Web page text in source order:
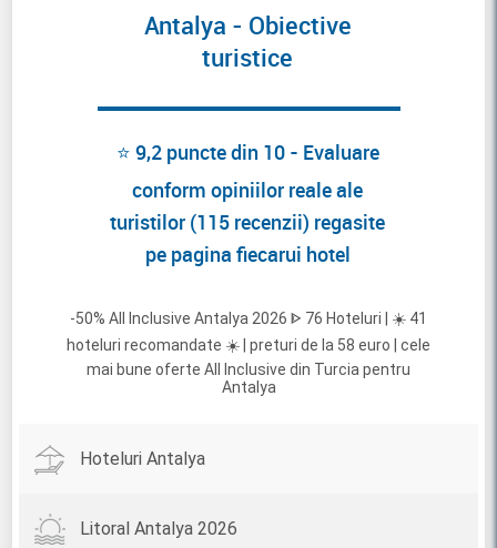
Antalya - Obiective
turistice
⭐ 9,2 puncte din 10 - Evaluare
conform opiniilor reale ale
turistilor (115 recenzii) regasite
pe pagina fiecarui hotel
-50% All Inclusive Antalya 2026 ᐈ 76 Hoteluri | ☀️ 41
hoteluri recomandate ☀️ | preturi de la 58 euro | cele
mai bune oferte All Inclusive din Turcia pentru
Antalya
Hoteluri Antalya
Litoral Antalya 2026